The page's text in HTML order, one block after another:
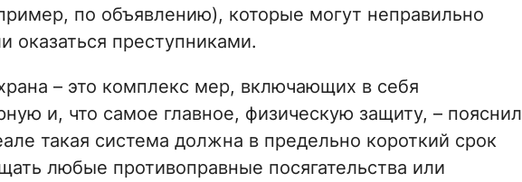
по объявлению), которые могут неправильно
оказаться преступниками.
– это комплекс мер, включающих в себя
и, что самое главное, физическую защиту, – пояснил
такая система должна в предельно короткий срок
любые противоправные посягательства или